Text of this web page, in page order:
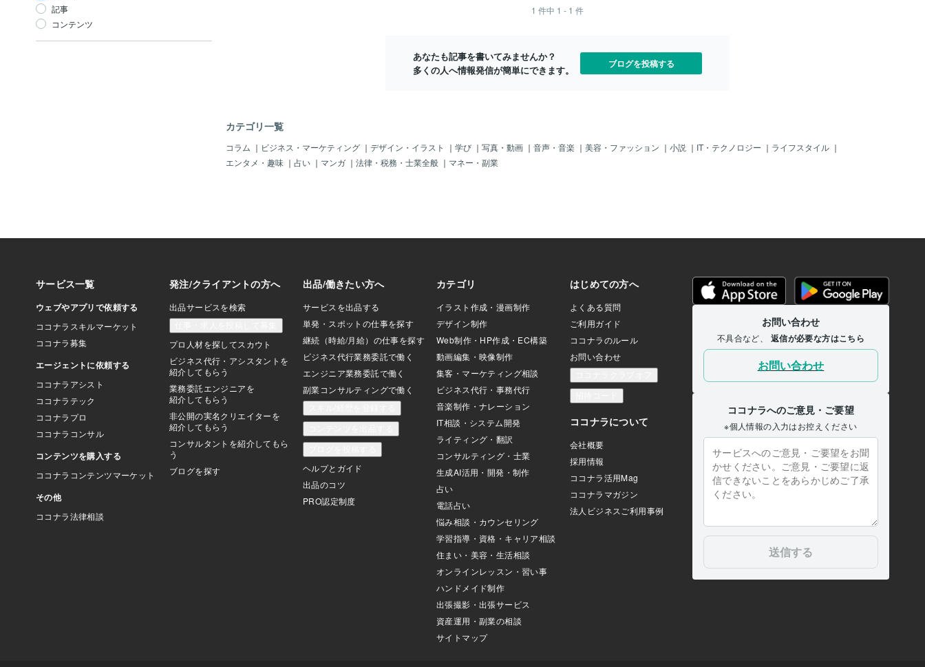
記事
コンテンツ
利です。実は、分数は小数では表しきる
ことのできないすべての有理数を表現す
ることができます。②0.123を分数で表し
ましょう ここで、0.123は、１２３にい
くつを掛けたらよいかを考えます。まず
左に動かした０．００１をかければよい
のです。０．１２３＝ □ ×１２３０．
１２３＝ １ ×０．１２３０．１２３＝
０．００１×１２３では、０．
1 件中 1 - 1 件
あなたも記事を書いてみませんか？
多くの人へ情報発信が簡単にできます。
ブログを投稿する
カテゴリ一覧
コラム ｜ ビジネス・マーケティング ｜ デザイン・イラスト ｜ 学び ｜ 写真・動画 ｜ 音声・音楽 ｜ 美容・ファッション ｜ 小説 ｜ IT・テクノロジー ｜ ライフスタイル ｜
エンタメ・趣味 ｜ 占い ｜ マンガ ｜ 法律・税務・士業全般 ｜ マネー・副業